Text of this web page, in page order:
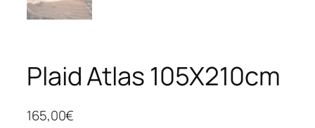
Plaid Atlas 105X210cm
165,00€